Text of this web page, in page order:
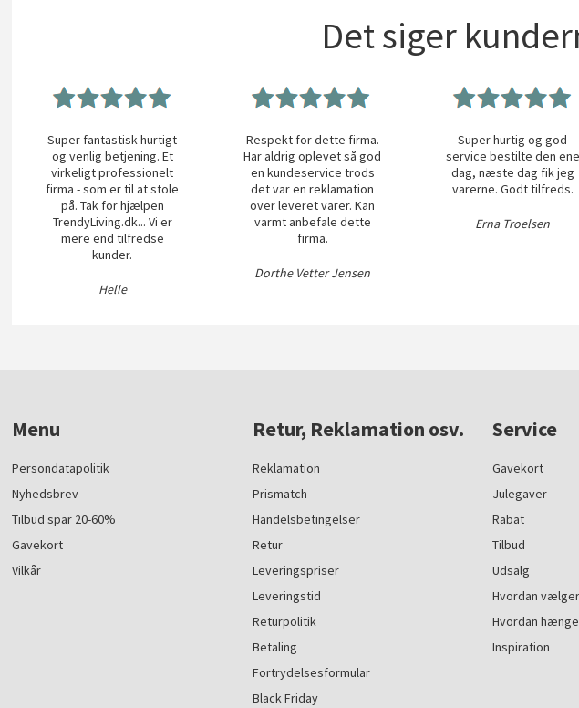
Det siger
Super fantastisk hurtigt
og venlig betjening. Et
virkeligt professionelt
firma - som er til at stole
på. Tak for hjælpen
TrendyLiving.dk... Vi er
mere end tilfredse
kunder.
Helle
Respekt for dette firma.
Har aldrig oplevet så god
en kundeservice trods
det var en reklamation
over leveret varer. Kan
varmt anbefale dette
firma.
Dorthe Vetter Jensen
Super hurtig og god
service bestilte den ene
dag, næste dag fik jeg
varerne. Godt tilfreds.
Erna Troelsen
Menu
Persondatapolitik
Nyhedsbrev
Tilbud spar 20-60%
Gavekort
Vilkår
Retur, Reklamation osv.
Reklamation
Prismatch
Handelsbetingelser
Retur
Leveringspriser
Leveringstid
Returpolitik
Betaling
Fortrydelsesformular
Black Friday
Service
Gavekort
Julegaver
Rabat
Tilbud
Udsalg
Hvordan
Hvordan
Inspiration